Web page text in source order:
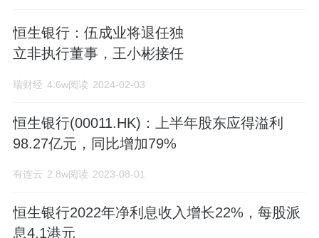
恒生银行：伍成业将退任独
立非执行董事，王小彬接任
瑞财经 4.6w阅读 2024-02-03
恒生银行(00011.HK)：上半年股东应得溢利
98.27亿元，同比增加79%
有连云 2.8w阅读 2023-08-01
恒生银行2022年净利息收入增长22%，每股派
息4.1港元